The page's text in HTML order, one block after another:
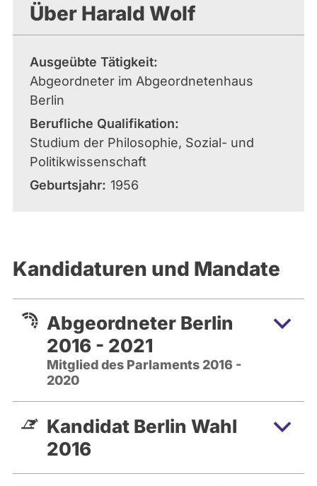
Über Harald Wolf
Ausgeübte Tätigkeit
Abgeordneter im Abgeordnetenhaus
Berlin
Berufliche Qualifikation
Studium der Philosophie, Sozial- und
Politikwissenschaft
Geburtsjahr 1956
Kandidaturen und Mandate
Abgeordneter Berlin
2016 - 2021
Mitglied des Parlaments 2016 -
2020
Kandidat Berlin Wahl
2016